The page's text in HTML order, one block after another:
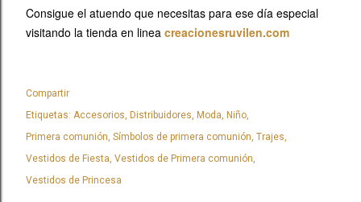
Consigue el atuendo que necesitas para ese día especial
visitando la tienda en linea creacionesruvilen.com
Compartir
Etiquetas: Accesorios Distribuidores Moda Niño
Primera comunión Símbolos de primera comunión Trajes
Vestidos de Fiesta Vestidos de Primera comunión
Vestidos de Princesa